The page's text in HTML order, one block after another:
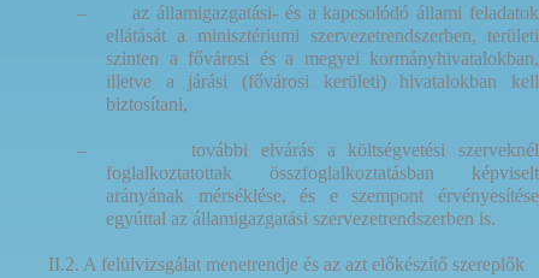
–
az államigazgatási- és a kapcsolódó állami feladatok
ellátását a minisztériumi szervezetrendszerben, területi
szinten a fővárosi és a megyei kormányhivatalokban,
illetve a járási (fővárosi kerületi) hivatalokban kell
biztosítani,
–
további elvárás a költségvetési szerveknél
foglalkoztatottak összfoglalkoztatásban képviselt
arányának mérséklése, és e szempont érvényesítése
egyúttal az államigazgatási szervezetrendszerben is.
II.2. A felülvizsgálat menetrendje és az azt előkészítő szereplők